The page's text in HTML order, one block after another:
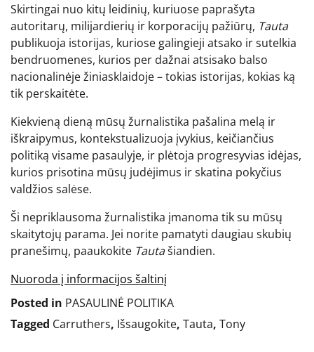
Skirtingai nuo kitų leidinių, kuriuose paprašyta
autoritarų, milijardierių ir korporacijų pažiūrų, Tauta
publikuoja istorijas, kuriose galingieji atsako ir sutelkia
bendruomenes, kurios per dažnai atsisako balso
nacionalinėje žiniasklaidoje – tokias istorijas, kokias ką
tik perskaitėte.
Kiekvieną dieną mūsų žurnalistika pašalina melą ir
iškraipymus, kontekstualizuoja įvykius, keičiančius
politiką visame pasaulyje, ir plėtoja progresyvias idėjas,
kurios prisotina mūsų judėjimus ir skatina pokyčius
valdžios salėse.
Ši nepriklausoma žurnalistika įmanoma tik su mūsų
skaitytojų parama. Jei norite pamatyti daugiau skubių
pranešimų, paaukokite Tautašiandien.
Nuoroda į informacijos šaltinį
Posted in PASAULINĖ POLITIKA
Tagged Carruthers, Išsaugokite, Tauta, Tony